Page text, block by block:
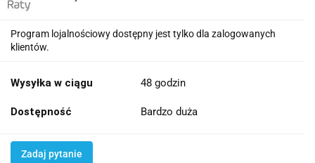
Program lojalnościowy dostępny jest tylko dla zalogowanych
klientów.
Wysyłka w ciągu 48 godzin
Dostępność Bardzo duża
Zadaj pytanie